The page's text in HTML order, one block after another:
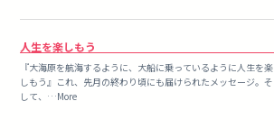
人生を楽しもう
『大海原を航海するように、大船に乗っているように人生を楽
しもう』これ、先月の終わり頃にも届けられたメッセージ。そ
して、…More